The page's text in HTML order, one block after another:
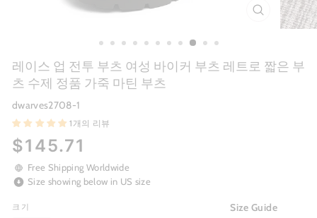
CLOSE
(ESC)
레이스 업 전투 부츠 여성 바이커 부츠 레트로 짧은 부
츠 수제 정품 가죽 마틴 부츠
dwarves2708-1
1개의 리뷰
Regular
price
$145.71
Free Shipping Worldwide
Size showing below in US size
Size Guide
크기